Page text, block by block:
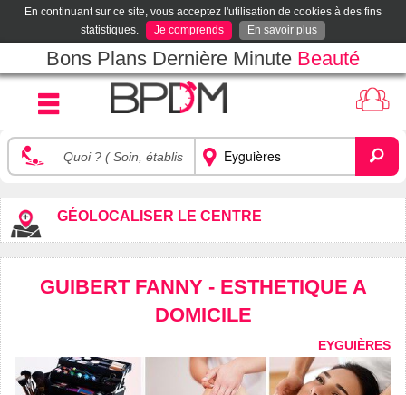
En continuant sur ce site, vous acceptez l'utilisation de cookies à des fins
statistiques.
Je comprends En savoir plus
Bons Plans Dernière Minute Beauté
GÉOLOCALISER LE CENTRE
GUIBERT FANNY - ESTHETIQUE A
DOMICILE
EYGUIÈRES